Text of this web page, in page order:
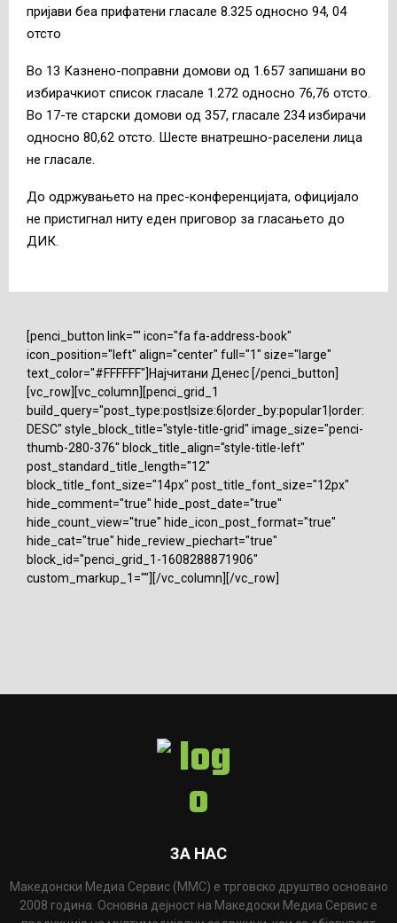
пријави беа прифатени гласале 8.325 односно 94, 04
отсто
Во 13 Казнено-поправни домови од 1.657 запишани во
избирачкиот список гласале 1.272 односно 76,76 отсто.
Во 17-те старски домови од 357, гласале 234 избирачи
односно 80,62 отсто. Шесте внатрешно-раселени лица
не гласале.
До одржувањето на прес-конференцијата, официјало
не пристигнал ниту еден приговор за гласањето до
ДИК.
[penci_button link="" icon="fa fa-address-book"
icon_position="left" align="center" full="1" size="large"
text_color="#FFFFFF"]Најчитани Денес [/penci_button]
[vc_row][vc_column][penci_grid_1
build_query="post_type:post|size:6|order_by:popular1|order:
DESC" style_block_title="style-title-grid" image_size="penci-
thumb-280-376" block_title_align="style-title-left"
post_standard_title_length="12"
block_title_font_size="14px" post_title_font_size="12px"
hide_comment="true" hide_post_date="true"
hide_count_view="true" hide_icon_post_format="true"
hide_cat="true" hide_review_piechart="true"
block_id="penci_grid_1-1608288871906"
custom_markup_1=""][/vc_column][/vc_row]
ЗА НАС
Македонски Медиа Сервис (ММС) е трговско друштво основано
2008 година. Основна дејност на Македоски Медиа Сервис е